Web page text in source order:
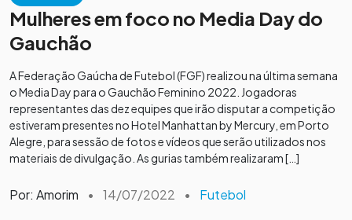
Mulheres em foco no Media Day do
Gauchão
A Federação Gaúcha de Futebol (FGF) realizou na última semana
o Media Day para o Gauchão Feminino 2022. Jogadoras
representantes das dez equipes que irão disputar a competição
estiveram presentes no Hotel Manhattan by Mercury, em Porto
Alegre, para sessão de fotos e vídeos que serão utilizados nos
materiais de divulgação. As gurias também realizaram […]
Por: Amorim • 14/07/2022 • Futebol